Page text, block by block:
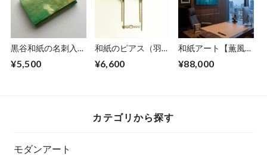
黒谷和紙の名刺入れ
¥5,500
和紙のピアス（羽）
¥6,600
和紙アート【薫風】
４/4
¥88,000
カテゴリから探す
モダンアート